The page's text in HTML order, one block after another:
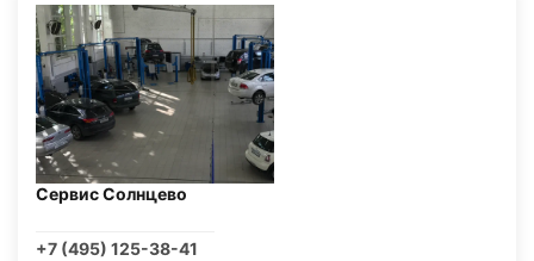
Сервис Солнцево
+7 (495) 125-38-41